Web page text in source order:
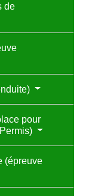
de
pour
(épreuve